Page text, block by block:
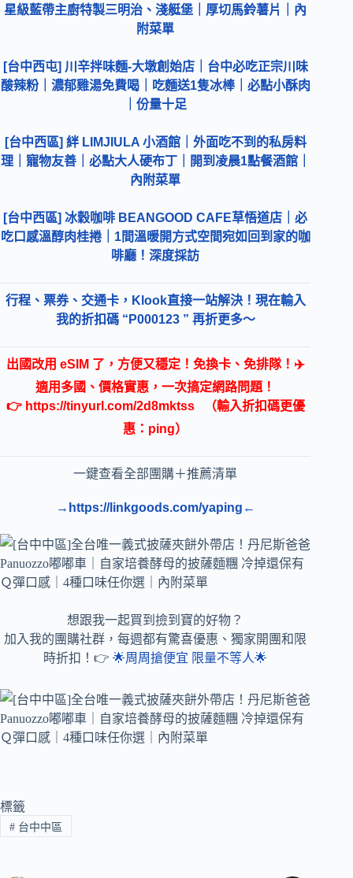
星級藍帶主廚特製三明治、淺艇堡｜厚切馬鈴薯片｜內
附菜單
[台中西屯] 川辛拌味麵-大墩創始店｜台中必吃正宗川味
酸辣粉｜濃郁雞湯免費喝｜吃麵送1隻冰棒｜必點小酥肉
｜份量十足
[台中西區] 絆 LIMJIULA 小酒館｜外面吃不到的私房料
理｜寵物友善｜必點大人硬布丁｜開到凌晨1點餐酒館｜
內附菜單
[台中西區] 冰穀咖啡 BEANGOOD CAFE草悟道店｜必
吃口感溫醇肉桂捲｜1間溫暖開方式空間宛如回到家的咖
啡廳！深度採訪
行程、票券、交通卡，Klook直接一站解決！現在輸入
我的折扣碼 “P000123 ” 再折更多～
出國改用 eSIM 了，方便又穩定！免換卡、免排隊！✈️
適用多國、價格實惠，一次搞定網路問題！
👉 https://tinyurl.com/2d8mktss
（輸入折扣碼更優
惠：ping）
一鍵查看全部團購＋推薦清單
→https://linkgoods.com/yaping←
想跟我一起買到撿到寶的好物？
加入我的團購社群，每週都有驚喜優惠、獨家開團和限
時折扣！👉🌟周周搶便宜 限量不等人🌟
標籤
#台中中區